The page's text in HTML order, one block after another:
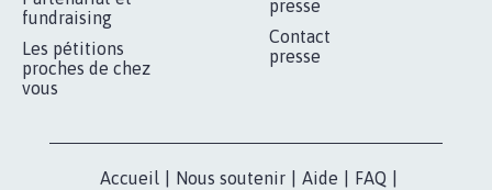
fundraising
Les pétitions
proches de chez
vous
presse
Contact
presse
Accueil Nous soutenir Aide FAQ